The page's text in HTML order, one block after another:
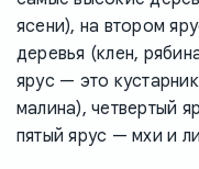
ясени), на втором
деревья (клен,
ярус — это
малина), четвертый
пятый ярус — мхи и